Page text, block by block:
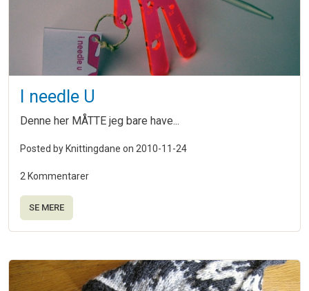
I needle U
Denne her MÅTTE jeg bare have...
Posted by Knittingdane on 2010-11-24
2 Kommentarer
SE MERE